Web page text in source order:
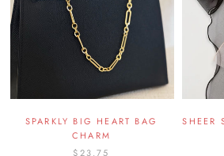
SPARKLY BIG HEART BAG
CHARM
$23.75
SHEER